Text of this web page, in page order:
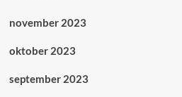
november 2023
oktober 2023
september 2023